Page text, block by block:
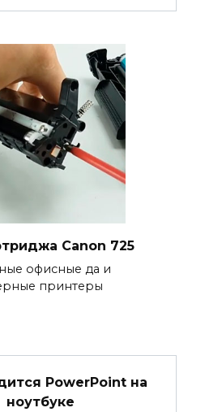
Canon 725
офисные да и
принтеры
PowerPoint на
ноутбуке